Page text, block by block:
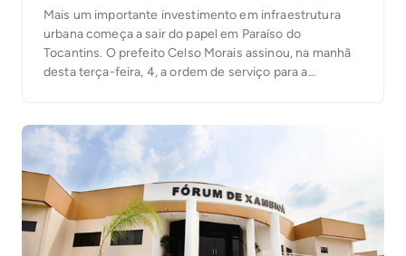
Mais um importante investimento em infraestrutura
urbana começa a sair do papel em Paraíso do
Tocantins. O prefeito Celso Morais assinou, na manhã
desta terça-feira, 4, a ordem de serviço para a
avenidas de cinco setores da cidade. Com
investimento […]